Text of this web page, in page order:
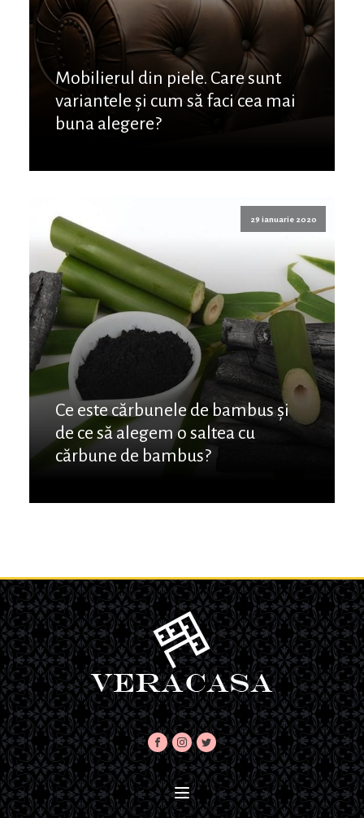
Mobilierul din piele. Care sunt
variantele și cum să faci cea mai
buna alegere?
29 ianuarie 2020
Ce este cărbunele de bambus și
de ce să alegem o saltea cu
cărbune de bambus?